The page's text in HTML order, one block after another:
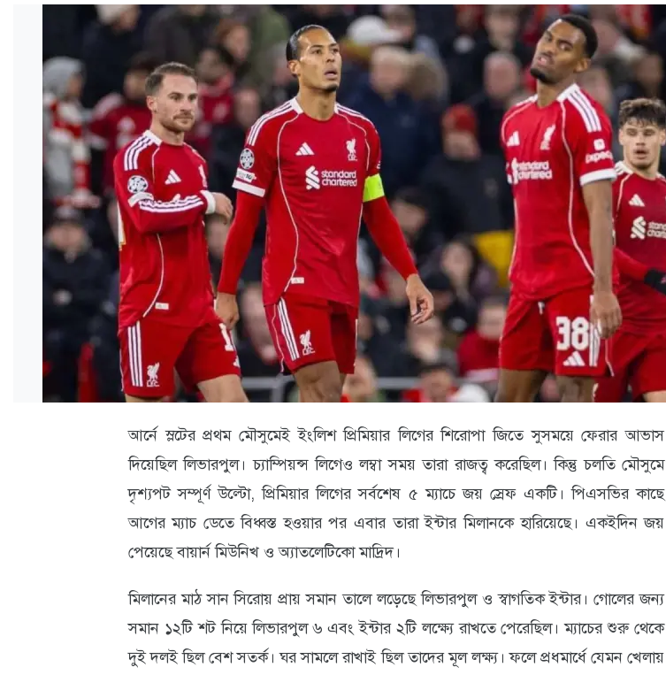
ধর্ম
জীবন
মতামত
শিক্ষা
রাজধানী
আইন-
আদালত
ক্যাম্পাস
আজকের
পত্রিকা
আর্নে স্লটের প্রথম মৌসুমেই ইংলিশ প্রিমিয়ার লিগের শিরোপা জিতে সুসময়ে ফেরার আভাস
দিয়েছিল লিভারপুল। চ্যাম্পিয়ন্স লিগেও লম্বা সময় তারা রাজত্ব করেছিল। কিন্তু চলতি মৌসুমে
দৃশ্যপট সম্পূর্ণ উল্টো, প্রিমিয়ার লিগের সর্বশেষ ৫ ম্যাচে জয় স্রেফ একটি। পিএসভির কাছে
আগের ম্যাচ ডেতে বিধ্বস্ত হওয়ার পর এবার তারা ইন্টার মিলানকে হারিয়েছে। একইদিন জয়
পেয়েছে বায়ার্ন মিউনিখ ও অ্যাতলেটিকো মাদ্রিদ।
মিলানের মাঠ সান সিরোয় প্রায় সমান তালে লড়েছে লিভারপুল ও স্বাগতিক ইন্টার। গোলের জন্য
সমান ১২টি শট নিয়ে লিভারপুল ৬ এবং ইন্টার ২টি লক্ষ্যে রাখতে পেরেছিল। ম্যাচের শুরু থেকে
দুই দলই ছিল বেশ সতর্ক। ঘর সামলে রাখাই ছিল তাদের মূল লক্ষ্য। ফলে প্রধমার্ধে যেমন খেলায়